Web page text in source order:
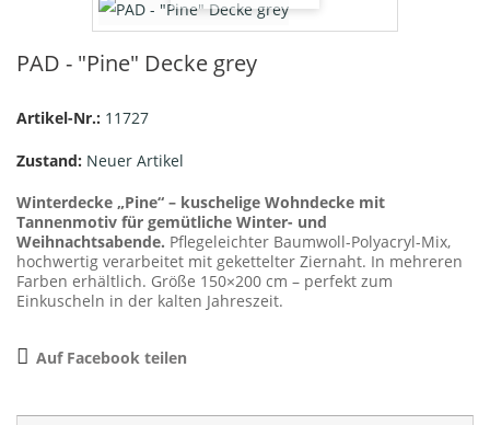
PAD - "Pine" Decke grey
Artikel-Nr.: 11727
Zustand: Neuer Artikel
Winterdecke „Pine“ – kuschelige Wohndecke mit
Tannenmotiv für gemütliche Winter- und
Weihnachtsabende. Pflegeleichter Baumwoll-Polyacryl-Mix,
hochwertig verarbeitet mit gekettelter Ziernaht. In mehreren
Farben erhältlich. Größe 150×200 cm – perfekt zum
Einkuscheln in der kalten Jahreszeit.
Auf Facebook teilen